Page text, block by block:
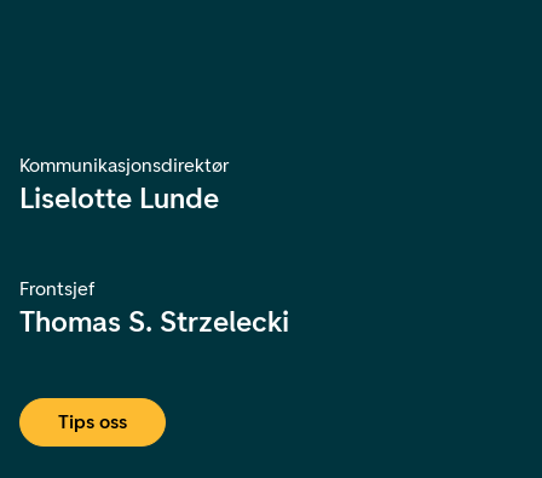
Kommunikasjonsdirektør
Liselotte Lunde
Frontsjef
Thomas S. Strzelecki
Tips oss